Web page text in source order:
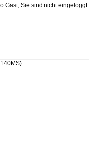
Gast, Sie sind nicht eingeloggt.